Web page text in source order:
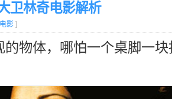
卫林奇电影解析
电影 ]
的物体，哪怕一个桌脚一